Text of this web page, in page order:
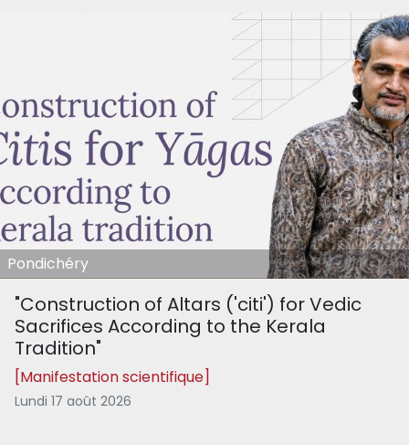
Pondichéry
"Construction of Altars ('citi') for Vedic
Sacrifices According to the Kerala
Tradition"
[Manifestation scientifique]
Lundi 17 août 2026